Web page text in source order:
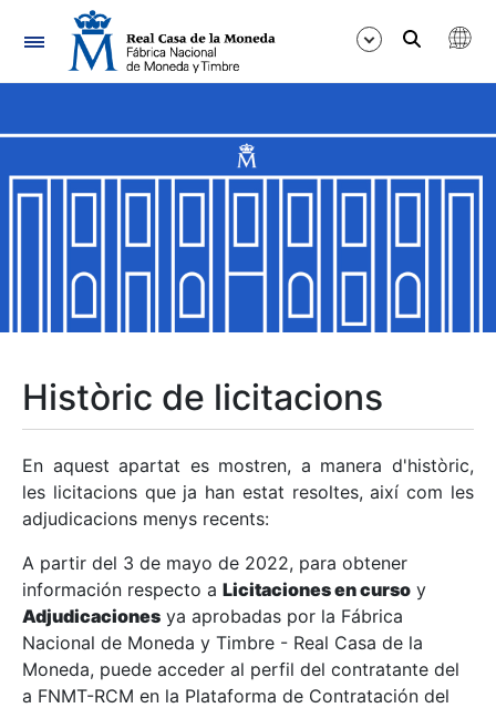
Navegació
Mostra/Amaga
Mostra/Amaga
Mostra/Amaga
Mostra/Amaga
Mostra/Amaga
Històric de licitacions
En aquest apartat es mostren, a manera d'històric,
les licitacions que ja han estat resoltes, així com les
adjudicacions menys recents:
A partir del 3 de mayo de 2022, para obtener
información respecto a Licitaciones en curso y
Adjudicaciones ya aprobadas por la Fábrica
Nacional de Moneda y Timbre - Real Casa de la
Moneda, puede acceder al perfil del contratante del
a FNMT-RCM en la Plataforma de Contratación del